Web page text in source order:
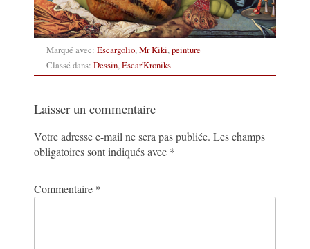
Marqué avec: Escargolio,Mr Kiki,peinture
Classé dans: Dessin,Escar'Kroniks
Laisser un commentaire
Votre adresse e-mail ne sera pas publiée. Les champs
obligatoires sont indiqués avec *
Commentaire *